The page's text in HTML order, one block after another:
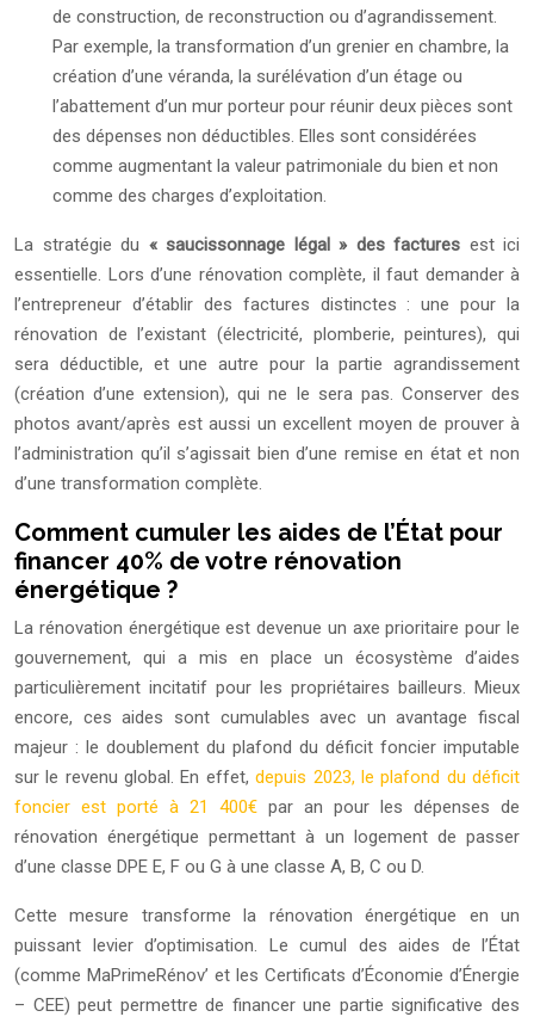
de construction, de reconstruction ou d’agrandissement.
Par exemple, la transformation d’un grenier en chambre, la
création d’une véranda, la surélévation d’un étage ou
l’abattement d’un mur porteur pour réunir deux pièces sont
des dépenses non déductibles. Elles sont considérées
comme augmentant la valeur patrimoniale du bien et non
comme des charges d’exploitation.
La stratégie du « saucissonnage légal » des factures est ici
essentielle. Lors d’une rénovation complète, il faut demander à
l’entrepreneur d’établir des factures distinctes : une pour la
rénovation de l’existant (électricité, plomberie, peintures), qui
sera déductible, et une autre pour la partie agrandissement
(création d’une extension), qui ne le sera pas. Conserver des
photos avant/après est aussi un excellent moyen de prouver à
l’administration qu’il s’agissait bien d’une remise en état et non
d’une transformation complète.
Comment cumuler les aides de l’État pour
financer 40% de votre rénovation
énergétique ?
La rénovation énergétique est devenue un axe prioritaire pour le
gouvernement, qui a mis en place un écosystème d’aides
particulièrement incitatif pour les propriétaires bailleurs. Mieux
encore, ces aides sont cumulables avec un avantage fiscal
majeur : le doublement du plafond du déficit foncier imputable
sur le revenu global. En effet,depuis 2023, le plafond du déficit
foncier est porté à 21 400€ par an pour les dépenses de
rénovation énergétique permettant à un logement de passer
d’une classe DPE E, F ou G à une classe A, B, C ou D.
Cette mesure transforme la rénovation énergétique en un
puissant levier d’optimisation. Le cumul des aides de l’État
(comme MaPrimeRénov’ et les Certificats d’Économie d’Énergie
– CEE) peut permettre de financer une partie significative des